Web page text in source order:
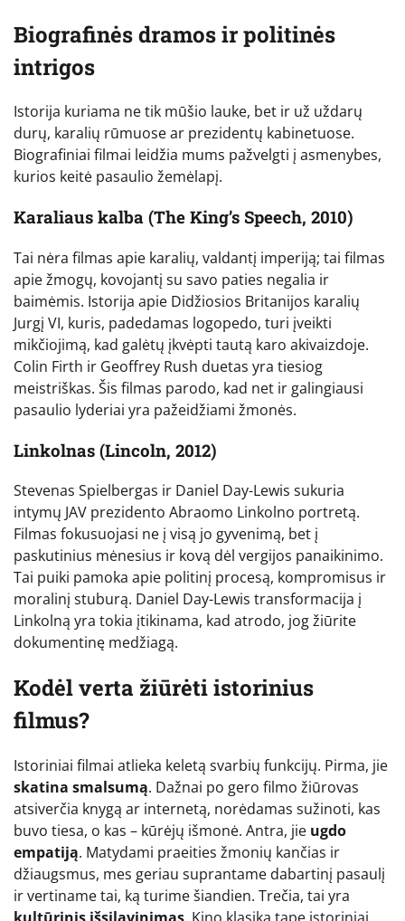
Biografinės dramos ir politinės
intrigos
Istorija kuriama ne tik mūšio lauke, bet ir už uždarų
durų, karalių rūmuose ar prezidentų kabinetuose.
Biografiniai filmai leidžia mums pažvelgti į asmenybes,
kurios keitė pasaulio žemėlapį.
Karaliaus kalba (The King’s Speech, 2010)
Tai nėra filmas apie karalių, valdantį imperiją; tai filmas
apie žmogų, kovojantį su savo paties negalia ir
baimėmis. Istorija apie Didžiosios Britanijos karalių
Jurgį VI, kuris, padedamas logopedo, turi įveikti
mikčiojimą, kad galėtų įkvėpti tautą karo akivaizdoje.
Colin Firth ir Geoffrey Rush duetas yra tiesiog
meistriškas. Šis filmas parodo, kad net ir galingiausi
pasaulio lyderiai yra pažeidžiami žmonės.
Linkolnas (Lincoln, 2012)
Stevenas Spielbergas ir Daniel Day-Lewis sukuria
intymų JAV prezidento Abraomo Linkolno portretą.
Filmas fokusuojasi ne į visą jo gyvenimą, bet į
paskutinius mėnesius ir kovą dėl vergijos panaikinimo.
Tai puiki pamoka apie politinį procesą, kompromisus ir
moralinį stuburą. Daniel Day-Lewis transformacija į
Linkolną yra tokia įtikinama, kad atrodo, jog žiūrite
dokumentinę medžiagą.
Kodėl verta žiūrėti istorinius
filmus?
Istoriniai filmai atlieka keletą svarbių funkcijų. Pirma, jie
skatina smalsumą. Dažnai po gero filmo žiūrovas
atsiverčia knygą ar internetą, norėdamas sužinoti, kas
buvo tiesa, o kas – kūrėjų išmonė. Antra, jie ugdo
empatiją. Matydami praeities žmonių kančias ir
džiaugsmus, mes geriau suprantame dabartinį pasaulį
ir vertiname tai, ką turime šiandien. Trečia, tai yra